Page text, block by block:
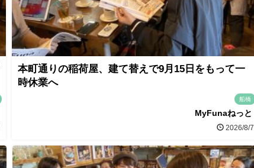
本町通りの稲荷屋、建て替えで9月15日をもって一
時休業へ
船橋
MyFunaねっと
2026/8/7